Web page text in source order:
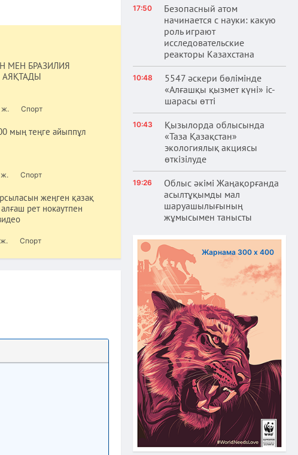
МЕН БРАЗИЛИЯ
ж. Спорт
мың теңге айыппұл
ж. Спорт
жеңген қазақ
рет нокаутпен
ж. Спорт
17:50
Безопасный атом
начинается с науки: какую
роль играют
исследовательские
реакторы Казахстана
10:48
5547 әскери бөлімінде
«Алғашқы қызмет күні» іс-
шарасы өтті
10:43
Қызылорда облысында
«Таза Қазақстан»
экологиялық акциясы
өткізілуде
19:26
Облыс әкімі Жаңақорғанда
асылтұқымды мал
шаруашылығының
жұмысымен танысты
Жарнама 300 х 400